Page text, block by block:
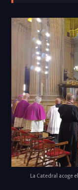
La Catedral acoge